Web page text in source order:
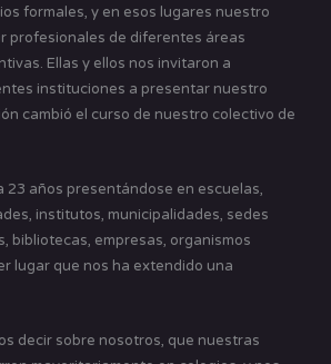
formales, y en esos lugares nuestro
profesionales de diferentes áreas
Ellas y ellos nos invitaron a
instituciones a presentar nuestro
cambió el curso de nuestro colectivo de
23 años presentándose en escuelas,
institutos, municipalidades, sedes
bibliotecas, empresas, organismos
lugar que nos ha extendido una
decir sobre nosotros, que nuestras